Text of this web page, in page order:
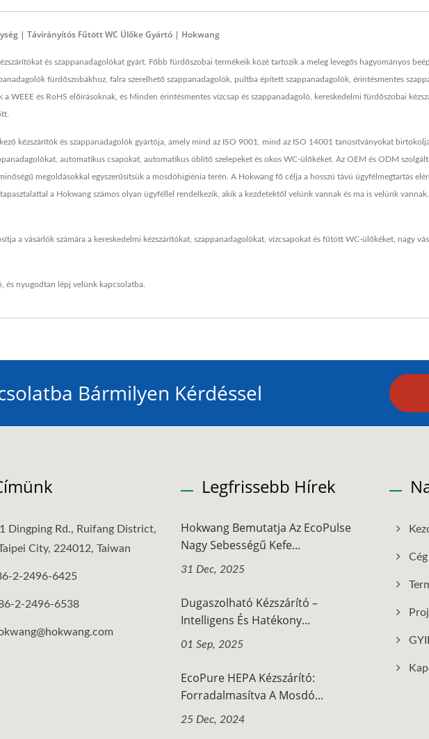
| Távirányítós Fűtött WC Ülőke Gyártó | Hokwang
és szappanadagolókat gyárt. Főbb fürdőszobai termékeik közé tartozik a meleg levegős hagyományos
fürdőszobákhoz, falra szerelhető szappanadagolók, pultba épített szappanadagolók, érintésmentes
WEEE és RoHS előírásoknak, és Minden érintésmentes vízcsap és szappanadagoló, kereskedelmi fürdőszobai
kézszárítók és szappanadagolók gyártója, amely mind az ISO 9001, mind az ISO 14001 tanúsítványokat
automatikus csapokat, automatikus öblítő szelepeket és okos WC-ülőkéket. Az OEM és ODM
megoldásokkal egyszerűsítsük a mosdóhigiénia terén. A Hokwang fő célja a hosszú távú ügyfélmegtartás
a Hokwang számos olyan ügyféllel rendelkezik, akik a kezdetektől velünk vannak és ma is velünk
a vásárlók számára a kereskedelmi kézszárítókat, szappanadagolókat, vízcsapokat és fűtött WC-ülőkéket, nagy
, és nyugodtan lépj velünk kapcsolatba
Bármilyen Kérdéssel
Dingping Rd., Ruifang District,
City, 224012, Taiwan
2-2496-6425
2-2496-6538
Legfrissebb Hírek
Hokwang Bemutatja Az EcoPulse
Nagy Sebességű Kefe...
31 Dec, 2025
Dugaszolható Kézszárító –
Intelligens És Hatékony...
01 Sep, 2025
EcoPure HEPA Kézszárító:
Forradalmasítva A Mosdó...
25 Dec, 2024
Cég